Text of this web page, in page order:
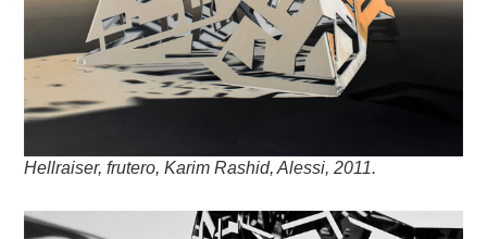
Hellraiser, frutero, Karim Rashid, Alessi, 2011.